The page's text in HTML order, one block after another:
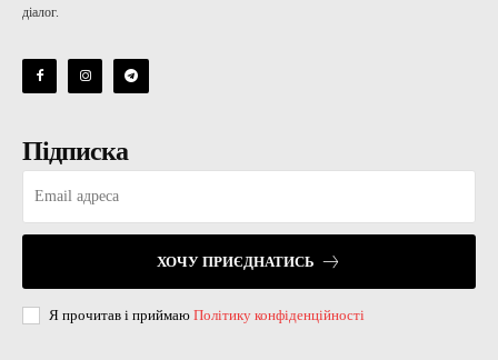
діалог.
Підписка
ХОЧУ ПРИЄДНАТИСЬ
Я прочитав і приймаю Політику конфіденційності